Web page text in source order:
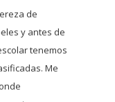
de
y antes de
tenemos
Me